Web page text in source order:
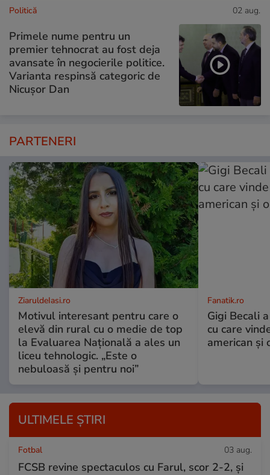
Politică 02 aug.
Primele nume pentru un
premier tehnocrat au fost deja
avansate în negocierile politice.
Varianta respinsă categoric de
Nicușor Dan
PARTENERI
ZiaruldeIasi.ro
Motivul interesant pentru care o
elevă din rural cu o medie de top
la Evaluarea Națională a ales un
liceu tehnologic. „Este o
nebuloasă și pentru noi”
Fanatik.ro
Gigi Becali
cu care
american și
ULTIMELE ȘTIRI
Fotbal 03 aug.
FCSB revine spectaculos cu Farul, scor 2-2, și